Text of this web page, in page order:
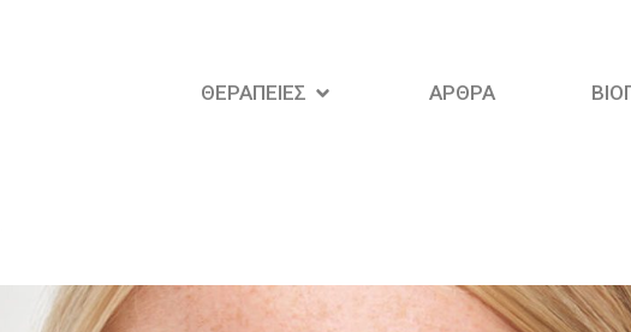
ΘΕΡΑΠΕΙΕΣ ΑΡΘΡΑ